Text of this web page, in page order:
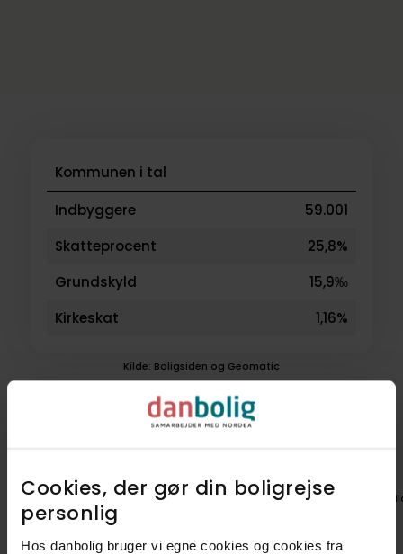
Cookies, der gør din boligrejse
personlig​
Hos danbolig bruger vi egne cookies og cookies fra
Kommunen i tal
Indbyggere
59.001
Skatteprocent
25,8%
Grundskyld
15,9‰
Kirkeskat
1,16%
Kilde: Boligsiden og Geomatic
Boligen ligger i
Vil du lære området endnu bedre